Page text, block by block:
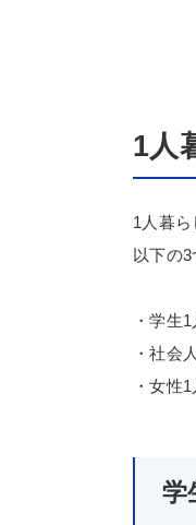
1人
1人暮
以下の
・学生
・社会
・女性
学